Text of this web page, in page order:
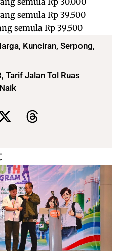
semula Rp 39.500
semula Rp 39.500
, Kunciran, Serpong,
Tarif Jalan Tol Ruas